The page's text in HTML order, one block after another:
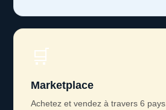
🛒
Marketplace
Achetez et vendez à travers 6 pays.